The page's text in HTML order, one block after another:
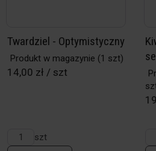
Twardziel - Optymistyczny
Produkt w magazynie (1 szt)
14,00 zł / szt
szt